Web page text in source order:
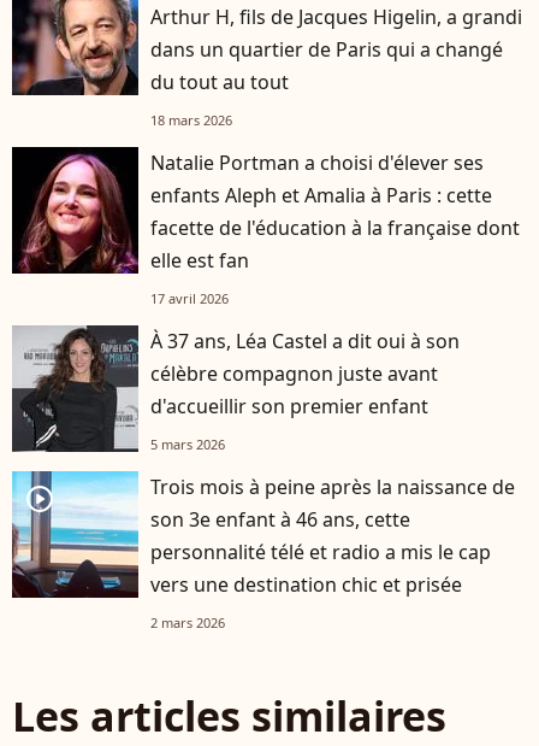
Arthur H, fils de Jacques Higelin, a grandi
dans un quartier de Paris qui a changé
du tout au tout
18 mars 2026
Natalie Portman a choisi d'élever ses
enfants Aleph et Amalia à Paris : cette
facette de l'éducation à la française dont
elle est fan
17 avril 2026
À 37 ans, Léa Castel a dit oui à son
célèbre compagnon juste avant
d'accueillir son premier enfant
5 mars 2026
player2
Trois mois à peine après la naissance de
son 3e enfant à 46 ans, cette
personnalité télé et radio a mis le cap
vers une destination chic et prisée
2 mars 2026
Les articles similaires